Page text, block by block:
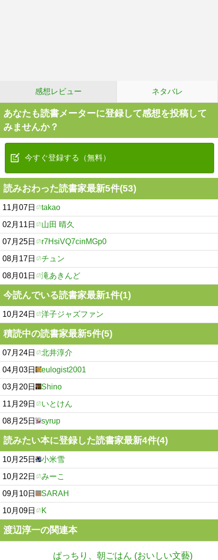
感想レビュー ネタバレ
あなたも読書メーターに登録して感想を投稿して
みませんか？
今すぐ登録する（無料）
読みおわった読書家最新5件(53)
11月07日 takao
02月11日 山田 晴久
07月25日 r7HsiVQ7cinMGp0
08月17日 チュン
08月01日 滝あきんど
今読んでいる読書家最新1件(1)
10月24日 洋子ジャズファン
積読中の読書家最新5件(5)
07月24日 北井淳介
04月03日 eulogist2001
03月20日 Shino
11月29日 いとけん
08月25日 syrup
読みたい本に登録した読書家最新4件(4)
10月25日 小米雪
10月22日 みーこ
09月10日 SARAH
10月09日 K
渡辺淳一の関連本
ぱっちり、朝ごはん (おいしい文藝)